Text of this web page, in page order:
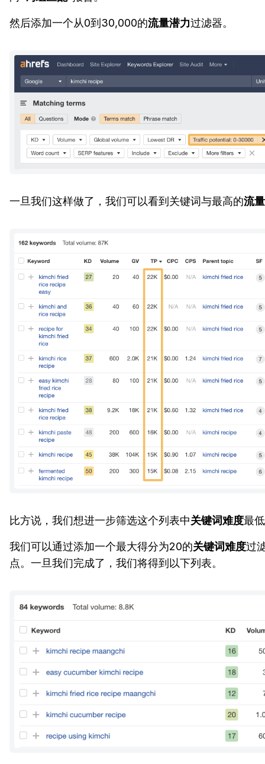
然后添加一个从0到30,000的流量潜力过滤器。
一旦我们这样做了，我们可以看到关键词与最高的流
比方说，我们想进一步筛选这个列表中关键词难度最
我们可以通过添加一个最大得分为20的关键词难度过
点。一旦我们完成了，我们将得到以下列表。